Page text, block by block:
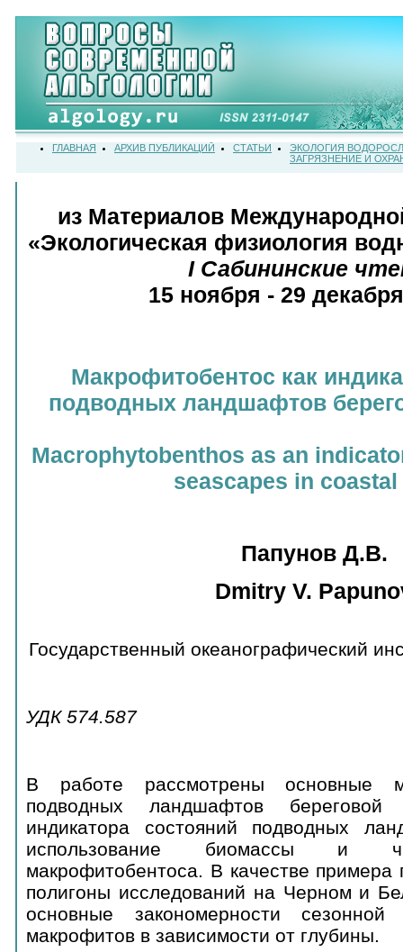
ГЛАВНАЯ АРХИВ ПУБЛИКАЦИЙ СТАТЬИ
ЭКОЛОГИЯ
ЗАГРЯЗНЕНИЕ И
из Материалов
«Экологическая физиология
I Сабининские
15 ноября - 29
Макрофитобентос как
подводных ландшафтов
Macrophytobenthos as an
seascapes in coastal
Папунов Д.В.
Dmitry V.
Государственный океанографический
УДК 574.587
В работе рассмотрены основные
подводных ландшафтов
индикатора состояний подводных
использование биомассы и
макрофитобентоса. В качестве
полигоны исследований на Черном и
основные закономерности
макрофитов в зависимости от глубины.